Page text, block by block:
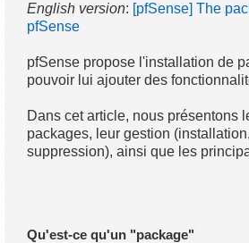
English version: [pfSense] The
pfSense
pfSense propose l'installation de
pouvoir lui ajouter des
Dans cet article, nous présentons
packages, leur gestion
suppression), ainsi que les
Qu'est-ce qu'un "package"